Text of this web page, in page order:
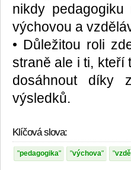
nikdy
výchovou a
• Důležitou roli
straně ale i ti, kteří
dosáhnout díky
výsledků.
Klíčová slova:
pedagogika výchova